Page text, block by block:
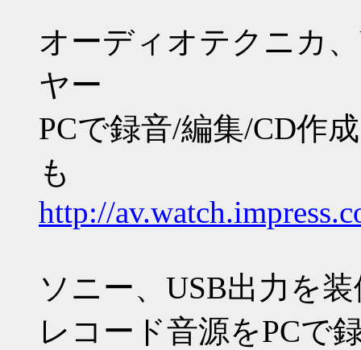
オーディオテクニカ
ヤー
PCで録音/編集/CD作
も
http://
ソニー、USB出力を
レコード音源をPCで